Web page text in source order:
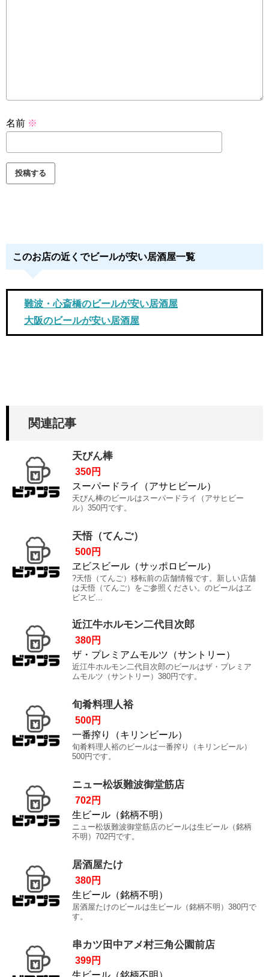
名前 ※
このお店の近くでビールが安い居酒屋一覧
難波・心斎橋のビールが安い居酒屋
大阪のビールが安い居酒屋
関連記事
天びん棒
350円
スーパードライ（アサヒビール）
天びん棒のビールはスーパードライ（アサヒビー
ル）350円です。
天悟（てんご）
500円
ヱビスビール（サッポロビール）
?天悟（てんご）移転前の店舗情報です。新しい店舗
は天悟（てんご）をご参照ください。のビールはヱ
ビスビ...
近江牛ホルモン二代目次郎
380円
ザ・プレミアムモルツ（サントリー）
近江牛ホルモン二代目次郎のビールはザ・プレミア
ムモルツ（サントリー）380円です。
旬肴料理人裕
500円
一番搾り（キリンビール）
旬肴料理人裕のビールは一番搾り（キリンビール）
500円です。
ニュー松坂難波御堂筋店
702円
生ビール（銘柄不明）
ニュー松坂難波御堂筋店のビールは生ビール（銘柄
不明）702円です。
居酒屋たけ
380円
生ビール（銘柄不明）
居酒屋たけのビールは生ビール（銘柄不明）380円で
す。
串カツ田中アメ村三角公園前店
399円
生ビール（銘柄不明）